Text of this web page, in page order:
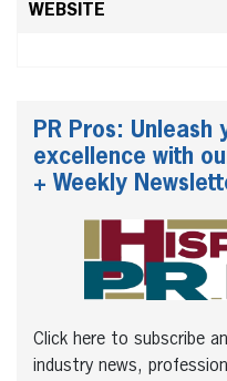
WEBSITE
PR Pros: Unleash
excellence with
+ Weekly
Click here to subscribe
industry news,